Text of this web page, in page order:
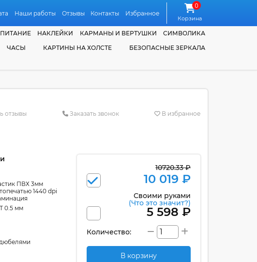
Наши работы Отзывы Контакты Избранное
0
Корзина
НАКЛЕЙКИ КАРМАНЫ И ВЕРТУШКИ
СИМВОЛИКА
ЧАСЫ КАРТИНЫ НА ХОЛСТЕ
БЕЗОПАСНЫЕ ЗЕРКАЛА
отзывы Заказать звонок В избранное
ПВХ 3мм
1440 dpi
0.5 мм
10720.33 ₽
10 019 ₽
Своими руками
(Что это значит?)
5 598 ₽
Количество:
В корзину